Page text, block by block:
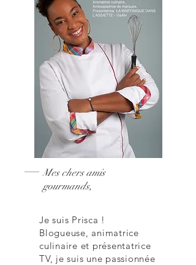
Mes chers amis
gourmands,
Je suis Prisca !
Blogueuse, animatrice
culinaire et présentatrice
TV, je suis une passionnée